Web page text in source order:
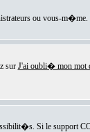
ou vous-
sur J'ai oubli� mon mot
Si le support